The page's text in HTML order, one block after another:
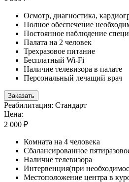
Осмотр, диагностика,
Полное обеспечение
Постоянное наблюдение
Палата на 2 человек
Трехразовое питание
Бесплатный Wi-Fi
Наличие телевизора в палате
Персональный лечащий врач
Заказать
Реабилитация: Стандарт
Цена:
2 000 ₽
Комната на 4 человека
Сбалансированное
Наличие телевизора
Интервенция(при
Местоположение центра в